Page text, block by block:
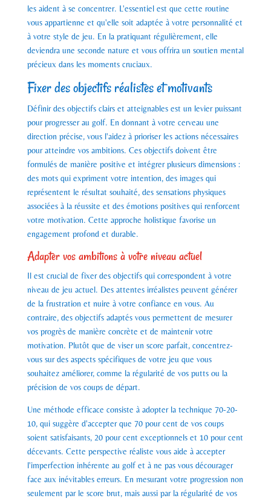
les aident à se concentrer. L'essentiel est que cette routine
vous appartienne et qu'elle soit adaptée à votre personnalité et
à votre style de jeu. En la pratiquant régulièrement, elle
deviendra une seconde nature et vous offrira un soutien mental
précieux dans les moments cruciaux.
Fixer des objectifs réalistes et motivants
Définir des objectifs clairs et atteignables est un levier puissant
pour progresser au golf. En donnant à votre cerveau une
direction précise, vous l'aidez à prioriser les actions nécessaires
pour atteindre vos ambitions. Ces objectifs doivent être
formulés de manière positive et intégrer plusieurs dimensions :
des mots qui expriment votre intention, des images qui
représentent le résultat souhaité, des sensations physiques
associées à la réussite et des émotions positives qui renforcent
votre motivation. Cette approche holistique favorise un
engagement profond et durable.
Adapter vos ambitions à votre niveau actuel
Il est crucial de fixer des objectifs qui correspondent à votre
niveau de jeu actuel. Des attentes irréalistes peuvent générer
de la frustration et nuire à votre confiance en vous. Au
contraire, des objectifs adaptés vous permettent de mesurer
vos progrès de manière concrète et de maintenir votre
motivation. Plutôt que de viser un score parfait, concentrez-
vous sur des aspects spécifiques de votre jeu que vous
souhaitez améliorer, comme la régularité de vos putts ou la
précision de vos coups de départ.
Une méthode efficace consiste à adopter la technique 70-20-
10, qui suggère d'accepter que 70 pour cent de vos coups
soient satisfaisants, 20 pour cent exceptionnels et 10 pour cent
décevants. Cette perspective réaliste vous aide à accepter
l'imperfection inhérente au golf et à ne pas vous décourager
face aux inévitables erreurs. En mesurant votre progression non
seulement par le score brut, mais aussi par la régularité de vos